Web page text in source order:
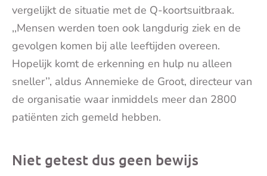
vergelijkt de situatie met de Q-koortsuitbraak.
,,Mensen werden toen ook langdurig ziek en de
gevolgen komen bij alle leeftijden overeen.
Hopelijk komt de erkenning en hulp nu alleen
sneller’’, aldus Annemieke de Groot, directeur van
de organisatie waar inmiddels meer dan 2800
patiënten zich gemeld hebben.
Niet getest dus geen bewijs